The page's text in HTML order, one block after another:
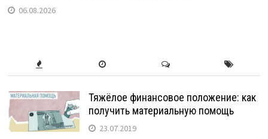
06.08.2026
Тяжёлое финансовое положение: как
получить материальную помощь
23.07.2019